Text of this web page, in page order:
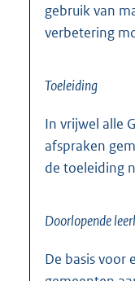
gebruik van
verbetering
Toeleiding
In vrijwel alle
afspraken
de toeleiding
Doorlopende
De basis voor